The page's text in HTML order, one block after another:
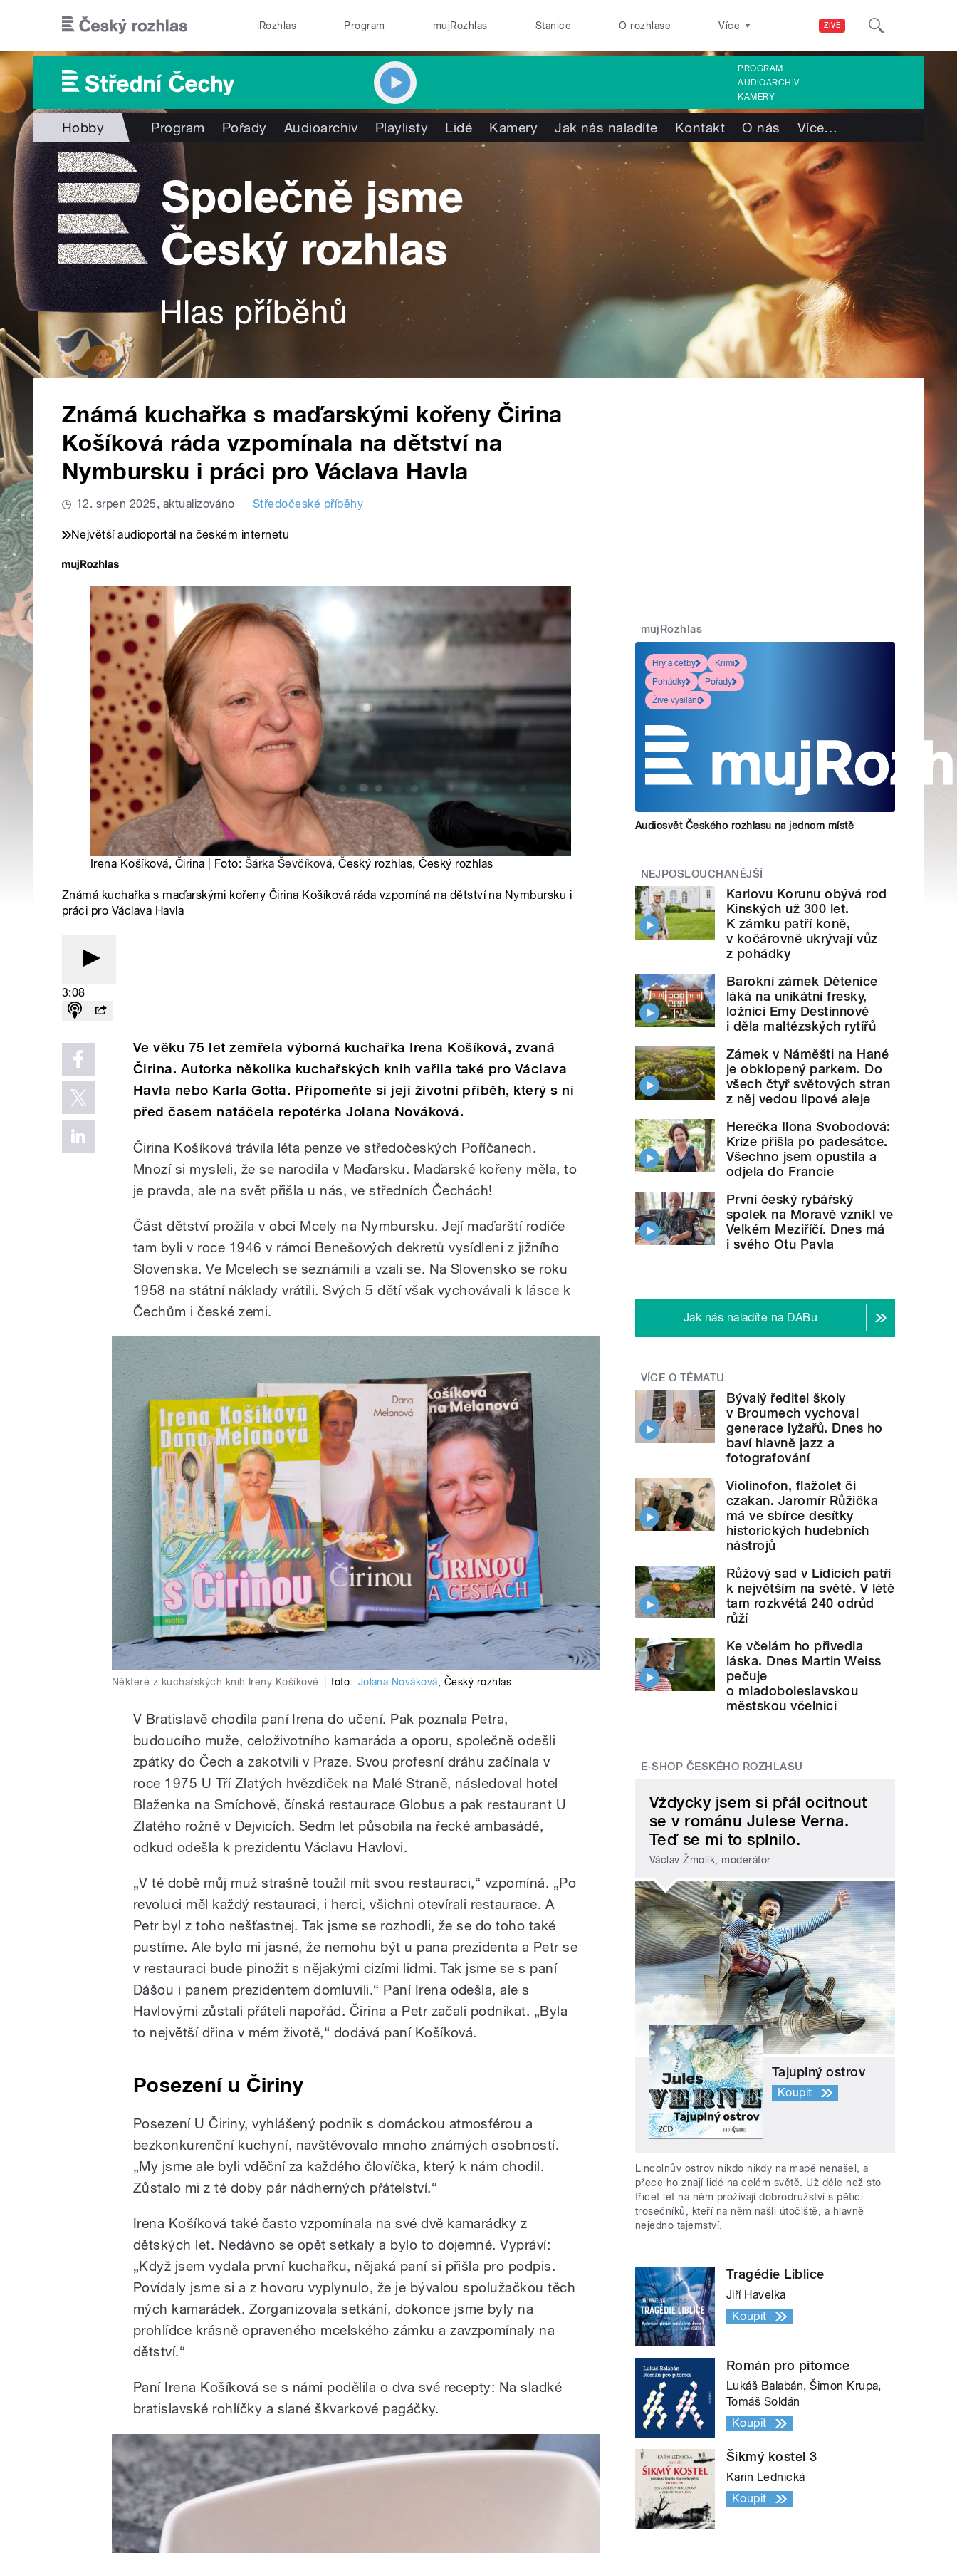
ŽIVĚ
iRozhlas Program mujRozhlas Stanice O rozhlase Více
PROGRAM
AUDIOARCHIV
KAMERY
Hobby Program Pořady Audioarchiv Playlisty Lidé Kamery Jak nás naladíte Kontakt O nás Více…
Známá kuchařka s maďarskými kořeny Čirina
Košíková ráda vzpomínala na dětství na
Nymbursku i práci pro Václava Havla
12. srpen 2025, aktualizováno Středočeské příběhy
Největší audioportál na českém internetu
Irena Košíková, Čirina | Foto: Šárka Ševčíková, Český rozhlas, Český rozhlas
Známá kuchařka s maďarskými kořeny Čirina Košíková ráda vzpomíná na dětství na Nymbursku i
práci pro Václava Havla
3:08
Ve věku 75 let zemřela výborná kuchařka Irena Košíková, zvaná
Čirina. Autorka několika kuchařských knih vařila také pro Václava
Havla nebo Karla Gotta. Připomeňte si její životní příběh, který s ní
před časem natáčela repotérka Jolana Nováková.
Čirina Košíková trávila léta penze ve středočeských Poříčanech.
Mnozí si mysleli, že se narodila v Maďarsku. Maďarské kořeny měla, to
je pravda, ale na svět přišla u nás, ve středních Čechách!
Část dětství prožila v obci Mcely na Nymbursku. Její maďarští rodiče
tam byli v roce 1946 v rámci Benešových dekretů vysídleni z jižního
Slovenska. Ve Mcelech se seznámili a vzali se. Na Slovensko se roku
1958 na státní náklady vrátili. Svých 5 dětí však vychovávali k lásce k
Čechům i české zemi.
Některé z kuchařských knih Ireny Košíkové foto: Jolana Nováková, Český rozhlas
V Bratislavě chodila paní Irena do učení. Pak poznala Petra,
budoucího muže, celoživotního kamaráda a oporu, společně odešli
zpátky do Čech a zakotvili v Praze. Svou profesní dráhu začínala v
roce 1975 U Tří Zlatých hvězdiček na Malé Straně, následoval hotel
Blaženka na Smíchově, čínská restaurace Globus a pak restaurant U
Zlatého rožně v Dejvicích. Sedm let působila na řecké ambasádě,
odkud odešla k prezidentu Václavu Havlovi.
„V té době můj muž strašně toužil mít svou restauraci,“ vzpomíná. „Po
revoluci měl každý restauraci, i herci, všichni otevírali restaurace. A
Petr byl z toho nešťastnej. Tak jsme se rozhodli, že se do toho také
pustíme. Ale bylo mi jasné, že nemohu být u pana prezidenta a Petr se
v restauraci bude pinožit s nějakými cizími lidmi. Tak jsme se s paní
Dášou i panem prezidentem domluvili.“ Paní Irena odešla, ale s
Havlovými zůstali přáteli napořád. Čirina a Petr začali podnikat. „Byla
to největší dřina v mém životě,“ dodává paní Košíková.
Posezení u Čiriny
Posezení U Čiriny, vyhlášený podnik s domáckou atmosférou a
bezkonkurenční kuchyní, navštěvovalo mnoho známých osobností.
„My jsme ale byli vděční za každého človíčka, který k nám chodil.
Zůstalo mi z té doby pár nádherných přátelství.“
Irena Košíková také často vzpomínala na své dvě kamarádky z
dětských let. Nedávno se opět setkaly a bylo to dojemné. Vypráví:
„Když jsem vydala první kuchařku, nějaká paní si přišla pro podpis.
Povídaly jsme si a z hovoru vyplynulo, že je bývalou spolužačkou těch
mých kamarádek. Zorganizovala setkání, dokonce jsme byly na
prohlídce krásně opraveného mcelského zámku a zavzpomínaly na
dětství.“
Paní Irena Košíková se s námi podělila o dva své recepty: Na sladké
bratislavské rohlíčky a slané škvarkové pagáčky.
mujRozhlas
Hry a četby
Krimi
Pohádky
Pořady
Živé vysílání
Audiosvět Českého rozhlasu na jednom místě
NEJPOSLOUCHANĚJŠÍ
Karlovu Korunu obývá rod
Kinských už 300 let.
K zámku patří koně,
v kočárovně ukrývají vůz
z pohádky
Barokní zámek Dětenice
láká na unikátní fresky,
ložnici Emy Destinnové
i děla maltézských rytířů
Zámek v Náměšti na Hané
je obklopený parkem. Do
všech čtyř světových stran
z něj vedou lipové aleje
Herečka Ilona Svobodová:
Krize přišla po padesátce.
Všechno jsem opustila a
odjela do Francie
První český rybářský
spolek na Moravě vznikl ve
Velkém Meziříčí. Dnes má
i svého Otu Pavla
Jak nás naladíte na DABu
VÍCE O TÉMATU
Bývalý ředitel školy
v Broumech vychoval
generace lyžařů. Dnes ho
baví hlavně jazz a
fotografování
Violinofon, flažolet či
czakan. Jaromír Růžička
má ve sbírce desítky
historických hudebních
nástrojů
Růžový sad v Lidicích patří
k největším na světě. V létě
tam rozkvétá 240 odrůd
růží
Ke včelám ho přivedla
láska. Dnes Martin Weiss
pečuje
o mladoboleslavskou
městskou včelnici
E-SHOP ČESKÉHO ROZHLASU
Vždycky jsem si přál ocitnout
se v románu Julese Verna.
Teď se mi to splnilo.
Václav Žmolík, moderátor
Tajuplný ostrov
Koupit
Lincolnův ostrov nikdo nikdy na mapě nenašel, a
přece ho znají lidé na celém světě. Už déle než sto
třicet let na něm prožívají dobrodružství s pěticí
trosečníků, kteří na něm našli útočiště, a hlavně
nejedno tajemství.
Tragédie Liblice
Jiří Havelka
Koupit
Román pro pitomce
Lukáš Balabán, Šimon Krupa,
Tomáš Soldán
Koupit
Šikmý kostel 3
Karin Lednická
Koupit